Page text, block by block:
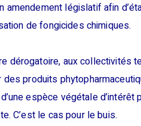
législatif afin
de fongicides chimiques.
dérogatoire, aux collectivités
des produits
espèce végétale d’intérêt
C’est le cas pour le buis.